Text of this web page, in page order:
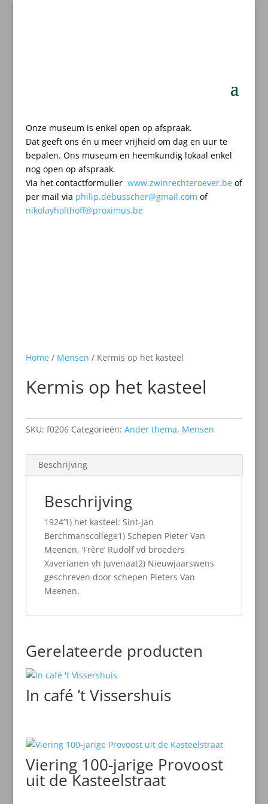
Onze museum is enkel open op afspraak.
Dat geeft ons én u meer vrijheid om dag en uur te
bepalen. Ons museum en heemkundig lokaal enkel
nog open op afspraak.
Via het contactformulier www.zwinrechteroever.be of
per mail via philip.debusscher@gmail.com of
nikolayholthoff@proximus.be
Home/ Mensen / Kermis op het kasteel
Kermis op het kasteel
SKU: f0206 Categorieën: Ander thema, Mensen
Beschrijving
Beschrijving
1924’1) het kasteel: Sint-Jan
Berchmanscollege1) Schepen Pieter Van
Meenen, ‘Frère’ Rudolf vd broeders
Xaverianen vh Juvenaat2) Nieuwjaarswens
geschreven door schepen Pieters Van
Meenen.
Gerelateerde producten
In café ’t Vissershuis
Viering 100-jarige Provoost
uit de Kasteelstraat